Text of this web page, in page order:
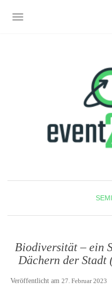
NAVIGATION UMSCHALTEN
Biodiversität – ein
Dächern der
Veröffentlicht am 27. Februar 2023